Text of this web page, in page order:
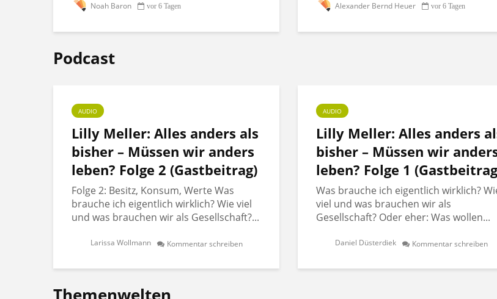
Noah Baron vor 6 Tagen Alexander Bernd Heuer vor 6 Tagen
Podcast
AUDIO
Lilly Meller: Alles anders als
bisher – Müssen wir anders
leben? Folge 2 (Gastbeitrag)
Folge 2: Besitz, Konsum, Werte Was
brauche ich eigentlich wirklich? Wie viel
und was brauchen wir als Gesellschaft?...
Larissa Wollmann Kommentar schreiben
AUDIO
Lilly Meller: Alles anders
bisher – Müssen wir
leben? Folge 1
Was brauche ich eigentlich wirklich?
viel und was brauchen wir als
Gesellschaft? Oder eher: Was wollen...
Daniel Düsterdiek Kommentar schreiben